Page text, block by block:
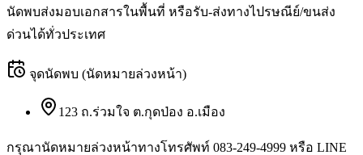
นัดพบส่งมอบเอกสารในพื้นที่ หรือรับ-ส่งทางไปรษณีย์/ขนส่ง
ด่วนได้ทั่วประเทศ
จุดนัดพบ (นัดหมายล่วงหน้า)
123 ถ.ร่วมใจ ต.กุดป่อง อ.เมือง
กรุณานัดหมายล่วงหน้าทางโทรศัพท์ 083-249-4999 หรือ LINE